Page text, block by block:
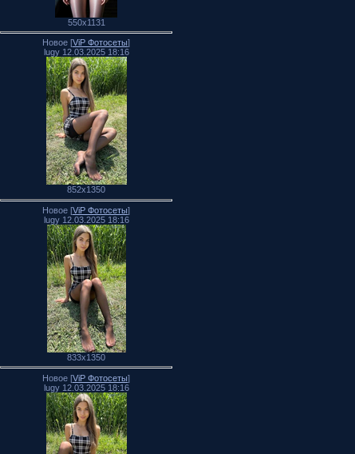
550x1131
Новое [ViP Фотосеты]
lugy 12.03.2025 18:16
852x1350
Новое [ViP Фотосеты]
lugy 12.03.2025 18:16
833x1350
Новое [ViP Фотосеты]
lugy 12.03.2025 18:16